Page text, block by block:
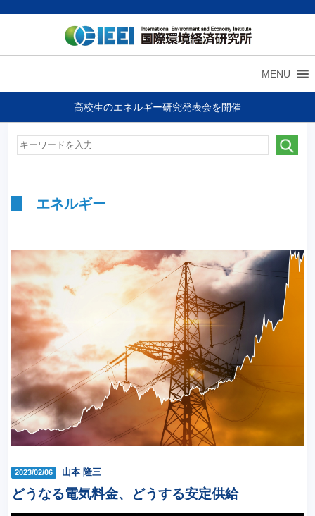
MENU
高校生のエネルギー研究発表会を開催
エネルギー
2023/02/06 山本 隆三
どうなる電気料金、どうする安定供給